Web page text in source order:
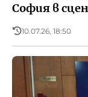
София в
10.07.26, 18:50